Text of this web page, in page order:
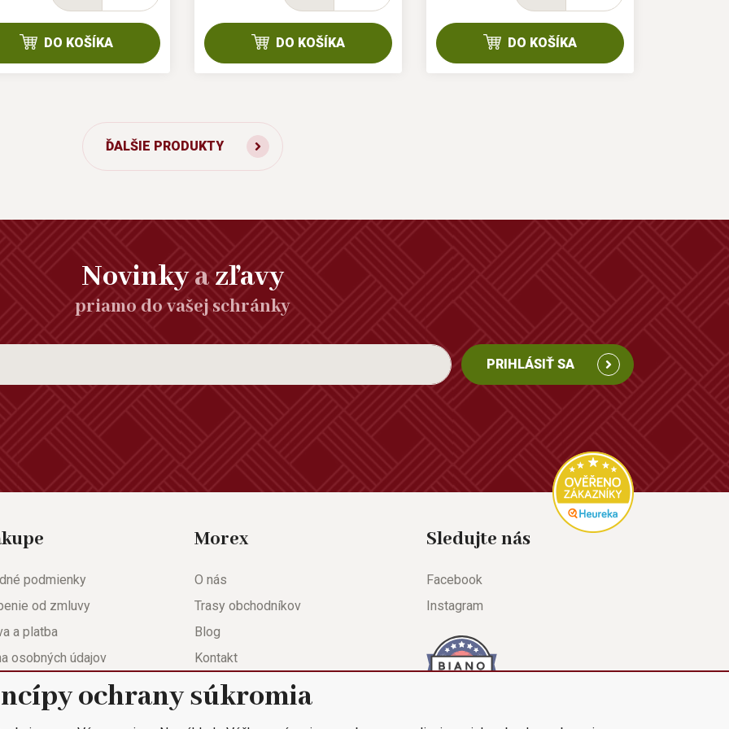
DO KOŠÍKA DO KOŠÍKA DO KOŠÍKA
ĎALŠIE PRODUKTY
Novinkyazľavy
priamo do vašej schránky
PRIHLÁSIŤ SA
podmienky
od zmluvy
a platba
osobných údajov
list
Morex
O nás
Trasy obchodníkov
Blog
Kontakt
Nastavenie súkromia
Sledujte nás
Facebook
Instagram
ochrany súkromia